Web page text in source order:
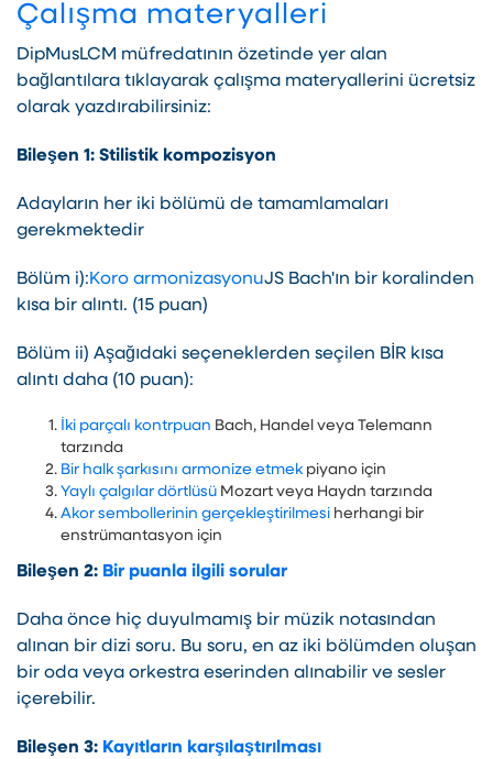
Çalışma materyalleri
DipMusLCM müfredatının özetinde yer alan
bağlantılara tıklayarak çalışma materyallerini ücretsiz
olarak yazdırabilirsiniz:
Bileşen 1: Stilistik kompozisyon
Adayların her iki bölümü de tamamlamaları
gerekmektedir
Bölüm i):Koro armonizasyonuJS Bach'ın bir koralinden
kısa bir alıntı. (15 puan)
Bölüm ii) Aşağıdaki seçeneklerden seçilen BİR kısa
alıntı daha (10 puan):
İki parçalı kontrpuan Bach, Handel veya Telemann
tarzında
Bir halk şarkısını armonize etmekpiyano için
Yaylı çalgılar dörtlüsü Mozart veya Haydn tarzında
Akor sembollerinin gerçekleştirilmesi herhangi bir
enstrümantasyon için
Bileşen 2: Bir puanla ilgili sorular
Daha önce hiç duyulmamış bir müzik notasından
alınan bir dizi soru. Bu soru, en az iki bölümden oluşan
bir oda veya orkestra eserinden alınabilir ve sesler
içerebilir.
Bileşen 3: Kayıtların karşılaştırılması